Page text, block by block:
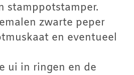
stamppotstamper.
zwarte peper
en eventueel
ui in ringen en de